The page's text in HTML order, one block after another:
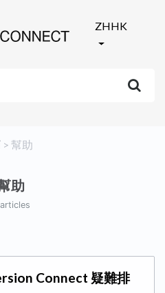
ZHHK
​ > ​ ​幫助
助
Connect 疑難排